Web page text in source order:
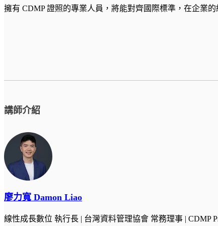
擁有 CDMP 證照的專業人員，將能對齊國際標準，在企業
講師介紹
廖力寬 Damon Liao
線性成長數位 執行長 | 台灣資料管理協會 常務理事 | CDMP